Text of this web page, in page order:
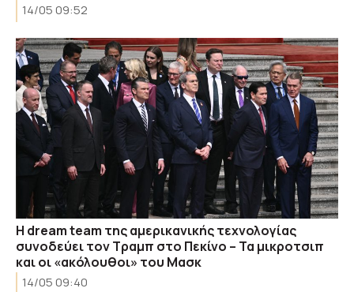
14/05 09:52
H dream team της αμερικανικής τεχνολογίας
συνοδεύει τον Τραμπ στο Πεκίνο – Τα μικροτσιπ
και οι «ακόλουθοι» του Μασκ
14/05 09:40